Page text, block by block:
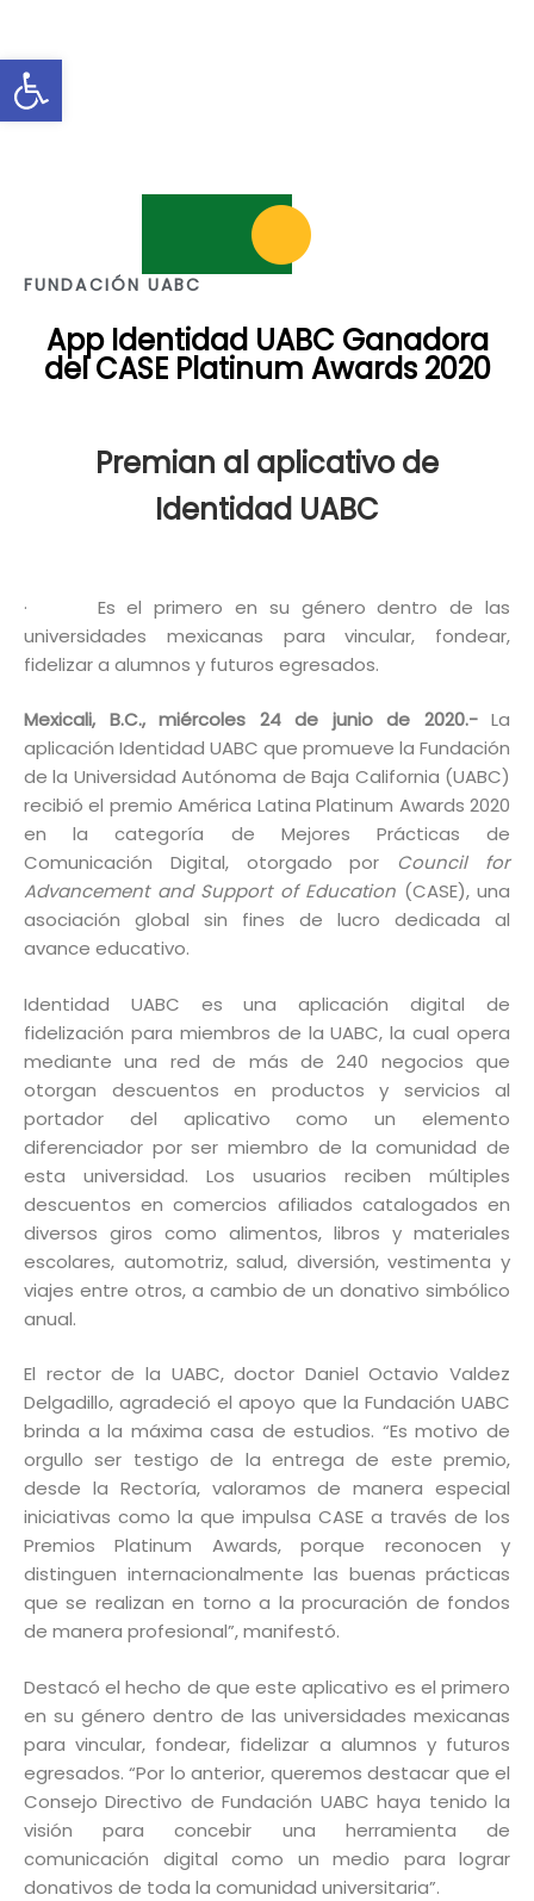
Abrir barra de herramientas
FUNDACIÓN UABC
App Identidad UABC Ganadora
del CASE Platinum Awards 2020
Premian al aplicativo de
Identidad UABC
· Es el primero en su género dentro de las
universidades mexicanas para vincular, fondear,
fidelizar a alumnos y futuros egresados.
Mexicali, B.C., miércoles 24 de junio de 2020.-La
aplicación Identidad UABC que promueve la Fundación
de la Universidad Autónoma de Baja California (UABC)
recibió el premio América Latina Platinum Awards 2020
en la categoría de Mejores Prácticas de
Comunicación Digital, otorgado por Council for
Advancement and Support of Education (CASE), una
asociación global sin fines de lucro dedicada al
avance educativo.
Identidad UABC es una aplicación digital de
fidelización para miembros de la UABC, la cual opera
mediante una red de más de 240 negocios que
otorgan descuentos en productos y servicios al
portador del aplicativo como un elemento
diferenciador por ser miembro de la comunidad de
esta universidad. Los usuarios reciben múltiples
descuentos en comercios afiliados catalogados en
diversos giros como alimentos, libros y materiales
escolares, automotriz, salud, diversión, vestimenta y
viajes entre otros, a cambio de un donativo simbólico
anual.
El rector de la UABC, doctor Daniel Octavio Valdez
Delgadillo, agradeció el apoyo que la Fundación UABC
brinda a la máxima casa de estudios. “Es motivo de
orgullo ser testigo de la entrega de este premio,
desde la Rectoría, valoramos de manera especial
iniciativas como la que impulsa CASE a través de los
Premios Platinum Awards, porque reconocen y
distinguen internacionalmente las buenas prácticas
que se realizan en torno a la procuración de fondos
de manera profesional”, manifestó.
Destacó el hecho de que este aplicativo es el primero
en su género dentro de las universidades mexicanas
para vincular, fondear, fidelizar a alumnos y futuros
egresados. “Por lo anterior, queremos destacar que el
Consejo Directivo de Fundación UABC haya tenido la
visión para concebir una herramienta de
comunicación digital como un medio para lograr
donativos de toda la comunidad universitaria”.